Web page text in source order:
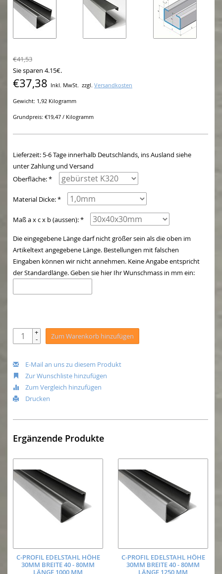
€41,53
Sie sparen 4.15€.
€37,38 Inkl. MwSt. zzgl. Versandkosten
Gewicht: 1,92 Kilogramm
Grundpreis: €19,47 / Kilogramm
Lieferzeit: 5-6 Tage innerhalb Deutschlands, ins Ausland siehe
unter Zahlung und Versand
Oberfläche: *
Material Dicke: *
Maß a x c x b (aussen): *
Die eingegebene Länge darf nicht größer sein als die oben im
Artikeltext angegebene Länge. Bestellungen mit falschen
Eingaben können wir nicht annehmen. Keine Angabe entspricht
der Standardlänge. Geben sie hier Ihr Wunschmass in mm ein:
+
- Zum Warenkorb hinzufügen
E-Mail an uns zu diesem Produkt
Zur Wunschliste hinzufügen
Zum Vergleich hinzufügen
Drucken
Ergänzende Produkte
C-PROFIL EDELSTAHL HÖHE
30MM BREITE 40 - 80MM
LÄNGE 1000 MM
C-PROFIL EDELSTAHL HÖHE
30MM BREITE 40 - 80MM
LÄNGE 1250 MM